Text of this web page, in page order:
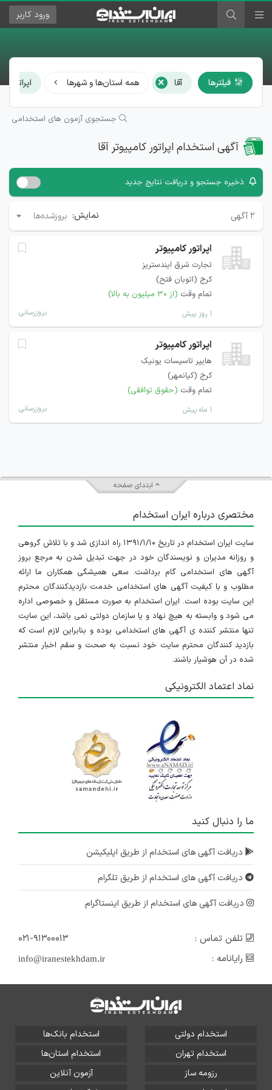
ورود کاربر
فیلترها آقا × همه استان‌ها و شهرها اپراتور
جستجوی آزمون های استخدامی
آگهی استخدام اپراتور کامپیوتر آقا
ذخیره جستجو و دریافت نتایج جدید
۲ آگهی نمایش: بروزشده‌ها
اپراتور کامپیوتر
تجارت شرق ایندستریز
کرج (اتوبان فتح)
تمام وقت (از ۳۰ میلیون به بالا)
۱ روز پیش بروزرسانی
اپراتور کامپیوتر
هایپر تاسیسات یونیک
کرج (کیانمهر)
تمام وقت (حقوق توافقی)
۱ ماه پیش بروزرسانی
ابتدای صفحه
مختصری درباره ایران استخدام
سایت ایران استخدام در تاریخ ۱۳۹۱/۱/۱۰ راه اندازی شد و با تلاش گروهی
و روزانه مدیران و نویسندگان خود در جهت تبدیل شدن به مرجع بروز
آگهی های استخدامی گام برداشت. سعی همیشگی همکاران ما ارائه
مطلوب و با کیفیت آگهی های استخدامی خدمت بازدیدکنندگان محترم
این سایت بوده است. ایران استخدام به صورت مستقل و خصوصی اداره
می شود و وابسته به هیچ نهاد و یا سازمان دولتی نمی باشد، این سایت
تنها منتشر کننده ی آگهی های استخدامی بوده و بنابراین لازم است که
بازدید کنندگان محترم سایت خود نسبت به صحت و سقم اخبار منتشر
شده در آن هوشیار باشند.
نماد اعتماد الکترونیکی
ما را دنبال کنید
دریافت آگهی های استخدام از طریق اپلیکیشن
دریافت آگهی های استخدام از طریق تلگرام
دریافت آگهی های استخدام از طریق اینستاگرام
تلفن تماس :
۰۲۱-۹۱۳۰۰۰۱۳
رایانامه :
info@iranestekhdam.ir
استخدام دولتی
استخدام بانک‌ها
استخدام تهران
استخدام استان‌ها
رزومه ساز
آزمون آنلاین